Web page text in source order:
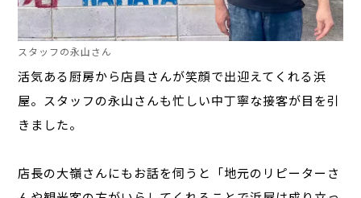
スタッフの永山さん
活気ある厨房から店員さんが笑顔で出迎えてくれる浜
屋。スタッフの永山さんも忙しい中丁寧な接客が目を引
きました。
店長の大嶺さんにもお話を伺うと「地元のリピーターさ